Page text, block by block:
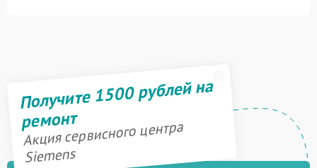
Получите 1500 рублей на
ремонт
Акция сервисного центра
Siemens